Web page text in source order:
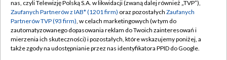
Emisja w TVP
Centrum informacji TVP
Naziemna Telewizja Cyfrowa
Polityka prywatności
Moje zgody
Pomoc
nas, czyli Telewizję Polską S.A. w likwidacji (zwaną dalej również „TVP”),
Zaufanych Partnerów z IAB* (1201 firm) oraz pozostałych Zaufanych
Partnerów TVP (93 firm), w celach marketingowych (w tym do
zautomatyzowanego dopasowania reklam do Twoich zainteresowań i
mierzenia ich skuteczności) i pozostałych, które wskazujemy poniżej, a
także zgody na udostępnianie przez nas identyfikatora PPID do Google.